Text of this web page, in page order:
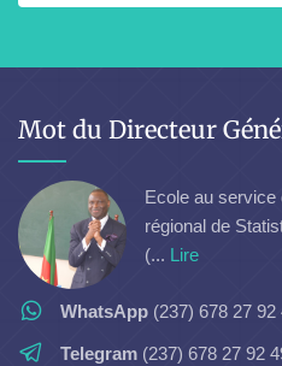
Mot du Directeur
Ecole au service
régional de
(... Lire
WhatsApp (237) 678 27 92
Telegram (237) 678 27 92